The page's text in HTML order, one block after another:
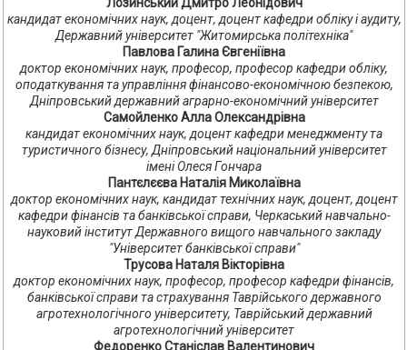
Лозинський Дмитро Леонідович
кандидат економічних наук, доцент, доцент кафедри обліку і аудиту,
Державний університет "Житомирська політехніка"
Павлова Галина Євгеніївна
доктор економічних наук, професор, професор кафедри обліку,
оподаткування та управління фінансово-економічною безпекою,
Дніпровський державний аграрно-економічний університет
Самойленко Алла Олександрівна
кандидат економічних наук, доцент кафедри менеджменту та
туристичного бізнесу, Дніпровський національний університет
імені Олеся Гончара
Пантєлєєва Наталія Миколаївна
доктор економічних наук, кандидат технічних наук, доцент, доцент
кафедри фінансів та банківської справи, Черкаський навчально-
науковий інститут Державного вищого навчального закладу
"Університет банківської справи"
Трусова Наталя Вікторівна
доктор економічних наук, професор, професор кафедри фінансів,
банківської справи та страхування Таврійського державного
агротехнологічного університету, Таврійський державний
агротехнологічний університет
Федоренко Станіслав Валентинович